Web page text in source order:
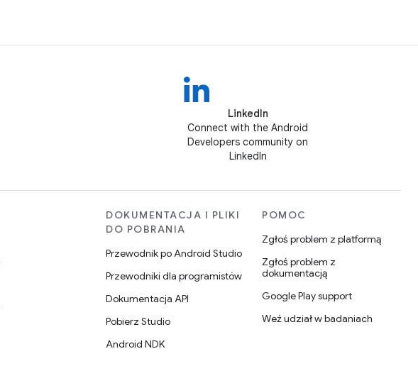
LinkedIn
Connect with the Android
Developers community on
LinkedIn
DOKUMENTACJA I PLIKI
DO POBRANIA
Przewodnik po Android Studio
Przewodniki dla programistów
Dokumentacja API
Pobierz Studio
Android NDK
POMOC
Zgłoś problem z platformą
Zgłoś problem z
dokumentacją
Google Play support
Weź udział w badaniach